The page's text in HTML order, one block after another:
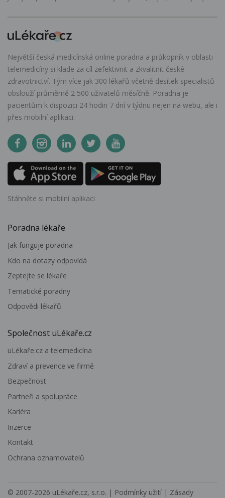
Největší česká medicínská online poradna a průkopník v oblasti
telemedicíny si klade za cíl zefektivnit a zkvalitnit české
zdravotnictví. Tým více jak 300 lékařů včetně desítek specialistů
obslouží průměrně 2 500 uživatelů měsíčně. Poradna je
pacientům k dispozici 24 hodin 7 dní v týdnu nejen na webu, ale i
přes mobilní aplikaci.
Stáhněte si mobilní aplikaci
Poradna lékaře
Jak funguje poradna
Kdo na dotazy odpovídá
Zeptejte se lékaře
Tematické poradny
Odpovědi lékařů
Společnost uLékaře.cz
uLékaře.cz a telemedicína
Zdraví a prevence ve firmě
Bezpečnost
Partneři a spolupráce
Kariéra
Inzerce
Kontakt
Ochrana oznamovatelů
© 2007-2026 uLékaře.cz, s.r.o. | Podmínky užití | Zásady